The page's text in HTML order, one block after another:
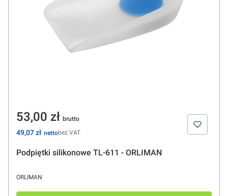
Podpiętki silikonowe TL-611 - ORLIMAN
PRODUCENT
ORLIMAN
Cena
53,00 zł
Cena
49,07 zł bez VAT